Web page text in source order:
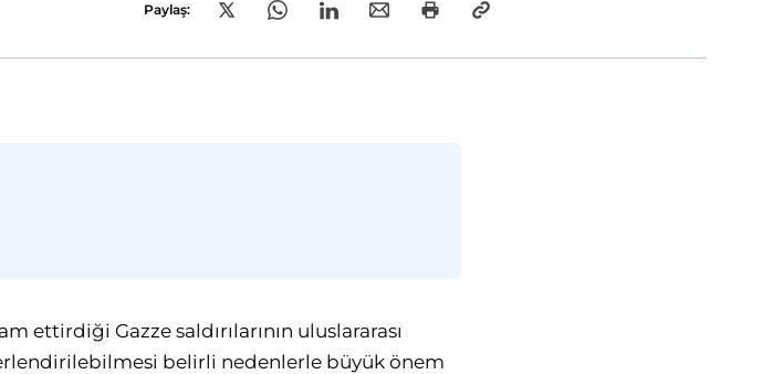
Raporun son kısmında ise İsrail’e karşı ya da İsrail ile ilgili yürüyen
Paylaş:
ettirdiği Gazze saldırılarının uluslararası
belirli nedenlerle büyük önem